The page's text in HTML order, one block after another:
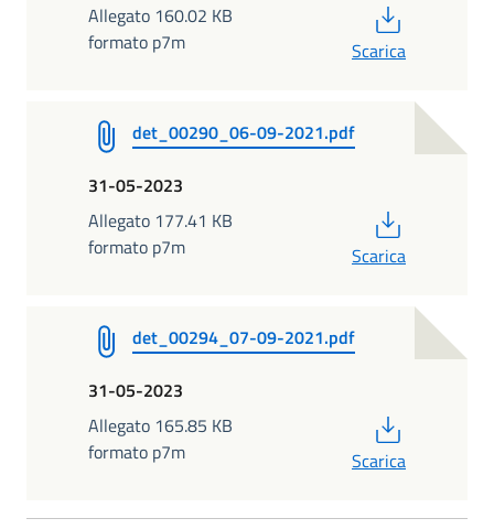
Allegato 160.02 KB
formato p7m
Scarica
det_00290_06-09-2021.pdf
31-05-2023
Allegato 177.41 KB
formato p7m
Scarica
det_00294_07-09-2021.pdf
31-05-2023
Allegato 165.85 KB
formato p7m
Scarica